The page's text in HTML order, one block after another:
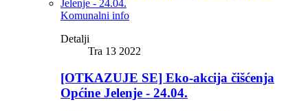
Komunalni info
Detalji
Tra 13 2022
[OTKAZUJE SE] Eko-akcija čišćenja
Općine Jelenje - 24.04.